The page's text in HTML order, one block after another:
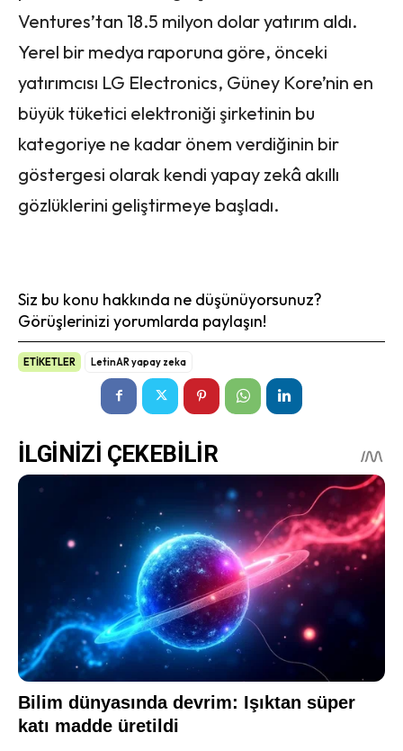
Ventures’tan 18.5 milyon dolar yatırım aldı.
Yerel bir medya raporuna göre, önceki
yatırımcısı LG Electronics, Güney Kore’nin en
büyük tüketici elektroniği şirketinin bu
kategoriye ne kadar önem verdiğinin bir
göstergesi olarak kendi yapay zekâ akıllı
gözlüklerini geliştirmeye başladı.
Siz bu konu hakkında ne düşünüyorsunuz?
Görüşlerinizi yorumlarda paylaşın!
ETİKETLER LetinAR yapay zeka